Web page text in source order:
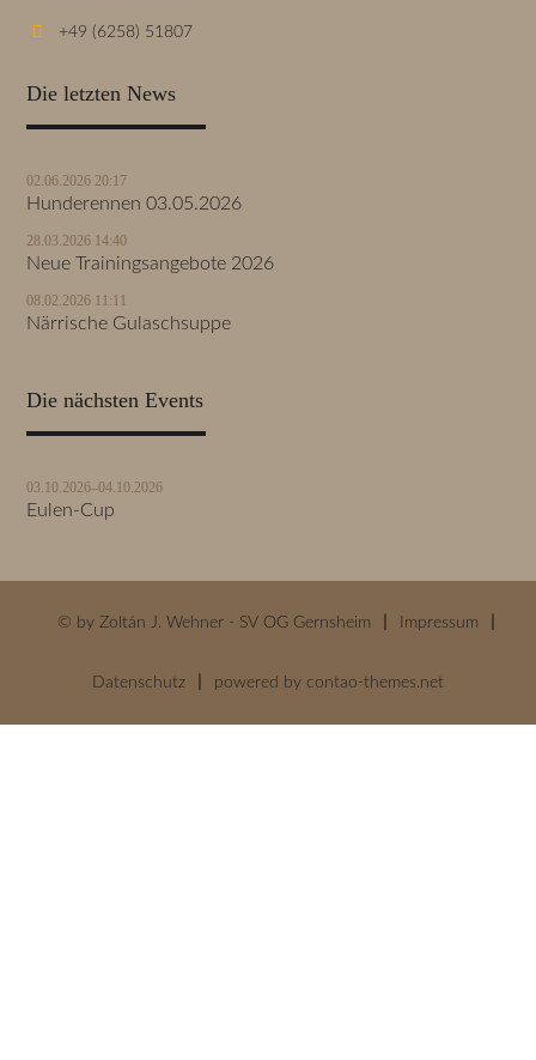
+49 (6258) 51807
Die letzten News
02.06.2026 20:17
Hunderennen 03.05.2026
28.03.2026 14:40
Neue Trainingsangebote 2026
08.02.2026 11:11
Närrische Gulaschsuppe
Die nächsten Events
03.10.2026–04.10.2026
Eulen-Cup
© by Zoltán J. Wehner - SV OG Gernsheim Impressum
Datenschutz powered by contao-themes.net